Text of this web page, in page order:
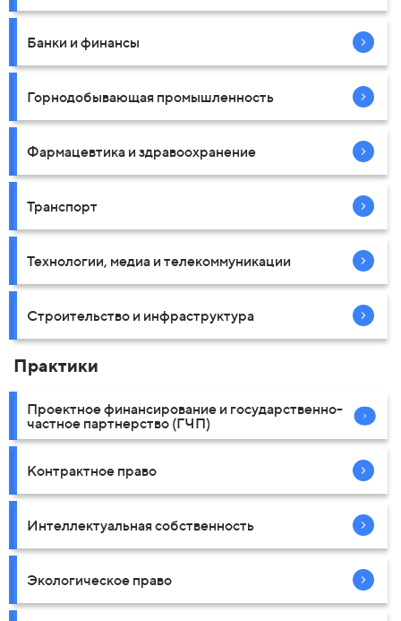
Банки и финансы
Горнодобывающая промышленность
Фармацевтика и здравоохранение
Транспорт
Технологии, медиа и телекоммуникации
Строительство и инфраструктура
Практики
Проектное финансирование и государственно-
частное партнерство (ГЧП)
Контрактное право
Интеллектуальная собственность
Экологическое право